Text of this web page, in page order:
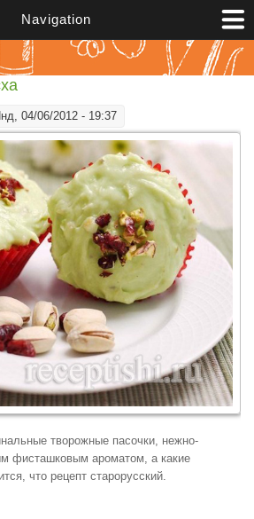
Navigation
04/06/2012 - 19:37
творожные пасочки, нежно-
фисташковым ароматом, а какие
что рецепт старорусский.